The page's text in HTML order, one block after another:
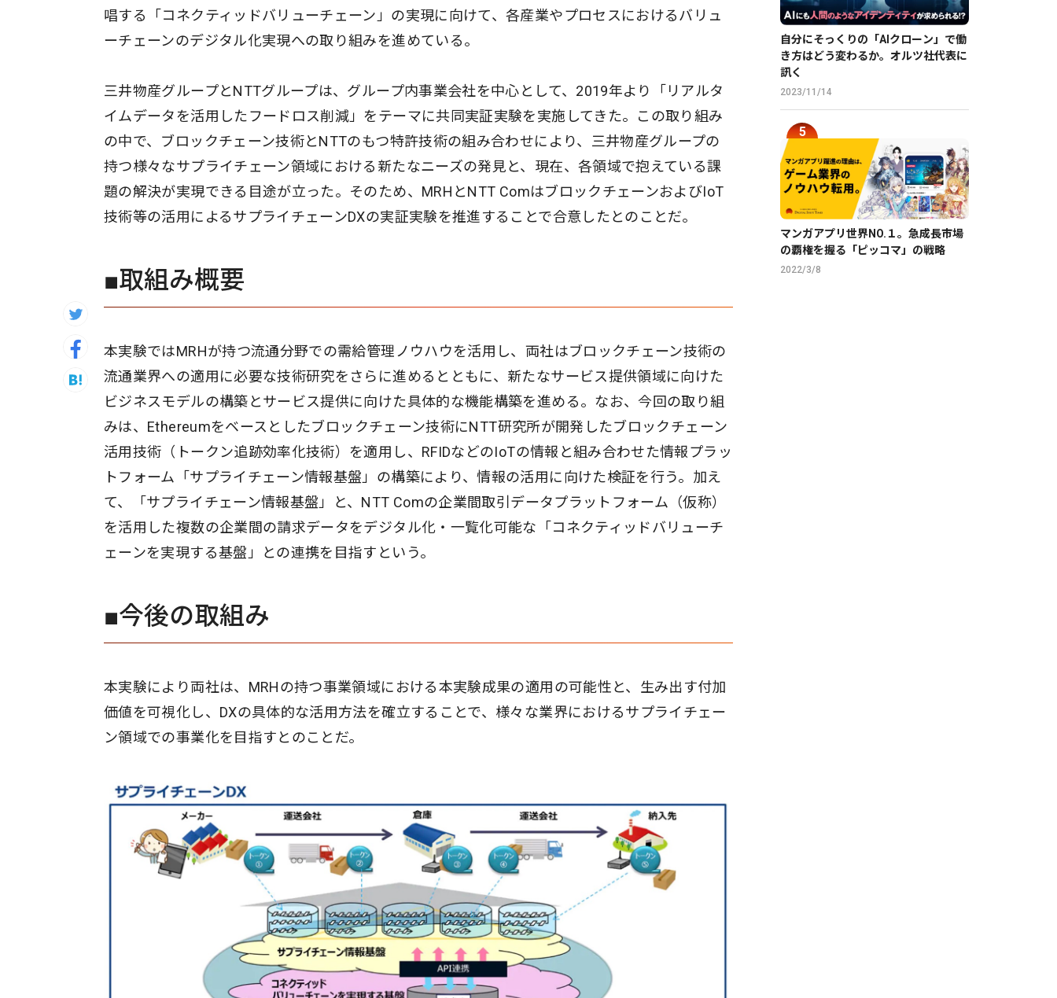
唱する「コネクティッドバリューチェーン」の実現に向けて、各産業やプロセスにおけるバリュ
ーチェーンのデジタル化実現への取り組みを進めている。
三井物産グループとNTTグループは、グループ内事業会社を中心として、2019年より「リアルタ
イムデータを活用したフードロス削減」をテーマに共同実証実験を実施してきた。この取り組み
の中で、ブロックチェーン技術とNTTのもつ特許技術の組み合わせにより、三井物産グループの
持つ様々なサプライチェーン領域における新たなニーズの発見と、現在、各領域で抱えている課
題の解決が実現できる目途が立った。そのため、MRHとNTT ComはブロックチェーンおよびIoT
技術等の活用によるサプライチェーンDXの実証実験を推進することで合意したとのことだ。
■取組み概要
本実験ではMRHが持つ流通分野での需給管理ノウハウを活用し、両社はブロックチェーン技術の
流通業界への適用に必要な技術研究をさらに進めるとともに、新たなサービス提供領域に向けた
ビジネスモデルの構築とサービス提供に向けた具体的な機能構築を進める。なお、今回の取り組
みは、Ethereumをベースとしたブロックチェーン技術にNTT研究所が開発したブロックチェーン
活用技術（トークン追跡効率化技術）を適用し、RFIDなどのIoTの情報と組み合わせた情報プラッ
トフォーム「サプライチェーン情報基盤」の構築により、情報の活用に向けた検証を行う。加え
て、「サプライチェーン情報基盤」と、NTT Comの企業間取引データプラットフォーム（仮称）
を活用した複数の企業間の請求データをデジタル化・一覧化可能な「コネクティッドバリューチ
ェーンを実現する基盤」との連携を目指すという。
■今後の取組み
本実験により両社は、MRHの持つ事業領域における本実験成果の適用の可能性と、生み出す付加
価値を可視化し、DXの具体的な活用方法を確立することで、様々な業界におけるサプライチェー
ン領域での事業化を目指すとのことだ。
自分にそっくりの「AIクローン」で働
き方はどう変わるか。オルツ社代表に
訊く
2023/11/14
マンガアプリ世界NO.１。急成長市場
の覇権を握る「ピッコマ」の戦略
2022/3/8